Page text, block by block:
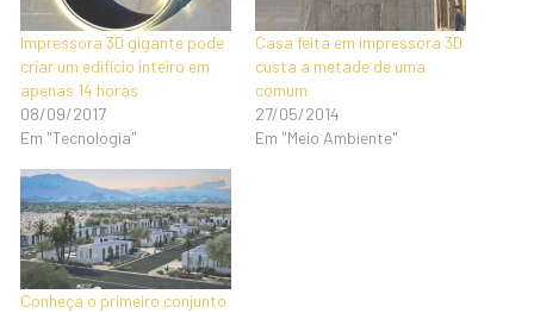
Impressora 3D gigante pode
criar um edifício inteiro em
apenas 14 horas
08/09/2017
Em "Tecnologia"
Casa feita em impressora 3D
custa a metade de uma
comum
27/05/2014
Em "Meio Ambiente"
Conheça o primeiro conjunto